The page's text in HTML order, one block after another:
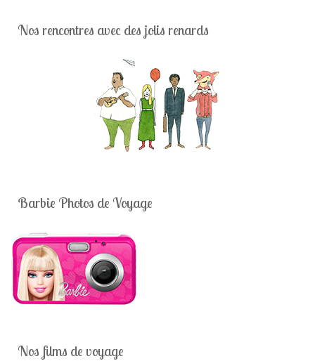
Nos rencontres avec des jolis renards
Barbie Photos de Voyage
Nos films de voyage